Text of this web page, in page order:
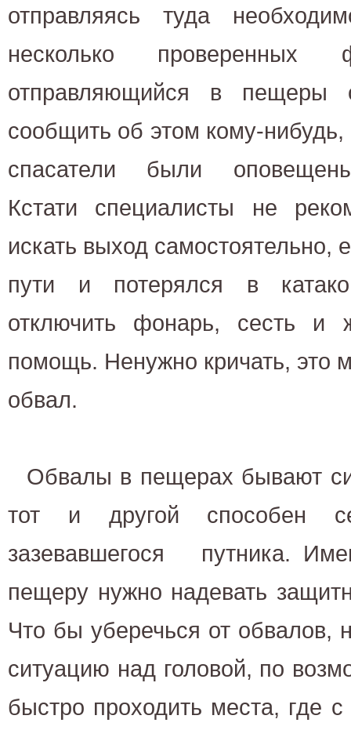
отправляясь туда
несколько проверенных
отправляющийся в пещеры
сообщить об этом кому-
спасатели были
Кстати специалисты не
искать выход самостоятельно,
пути и потерялся в
отключить фонарь, сесть и
помощь. Ненужно кричать, это
обвал.
Обвалы в пещерах бывают
тот и другой способен
зазевавшегося путника.
пещеру нужно надевать
Что бы уберечься от обвалов,
ситуацию над головой, по
быстро проходить места, где с